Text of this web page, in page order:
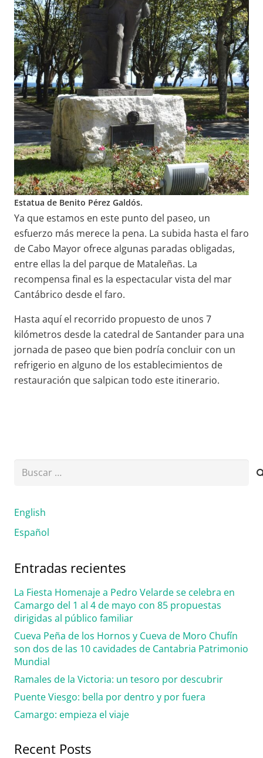
Estatua de Benito Pérez Galdós.
Ya que estamos en este punto del paseo, un
esfuerzo más merece la pena. La subida hasta el faro
de Cabo Mayor ofrece algunas paradas obligadas,
entre ellas la del parque de Mataleñas. La
recompensa final es la espectacular vista del mar
Cantábrico desde el faro.
Hasta aquí el recorrido propuesto de unos 7
kilómetros desde la catedral de Santander para una
jornada de paseo que bien podría concluir con un
refrigerio en alguno de los establecimientos de
restauración que salpican todo este itinerario.
Buscar:
English
Español
Entradas recientes
La Fiesta Homenaje a Pedro Velarde se celebra en
Camargo del 1 al 4 de mayo con 85 propuestas
dirigidas al público familiar
Cueva Peña de los Hornos y Cueva de Moro Chufín
son dos de las 10 cavidades de Cantabria Patrimonio
Mundial
Ramales de la Victoria: un tesoro por descubrir
Puente Viesgo: bella por dentro y por fuera
Camargo: empieza el viaje
Recent Posts